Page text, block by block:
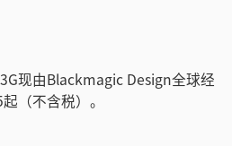
现由Blackmagic Design全球经
（不含税）。